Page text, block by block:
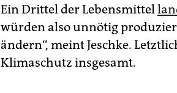
Ein Drittel der Lebensmittel
würden also unnötig
ändern“, meint Jeschke.
Klimaschutz insgesamt.